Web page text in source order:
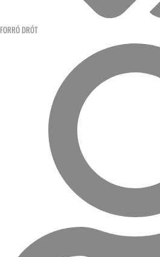
FORRÓ DRÓT